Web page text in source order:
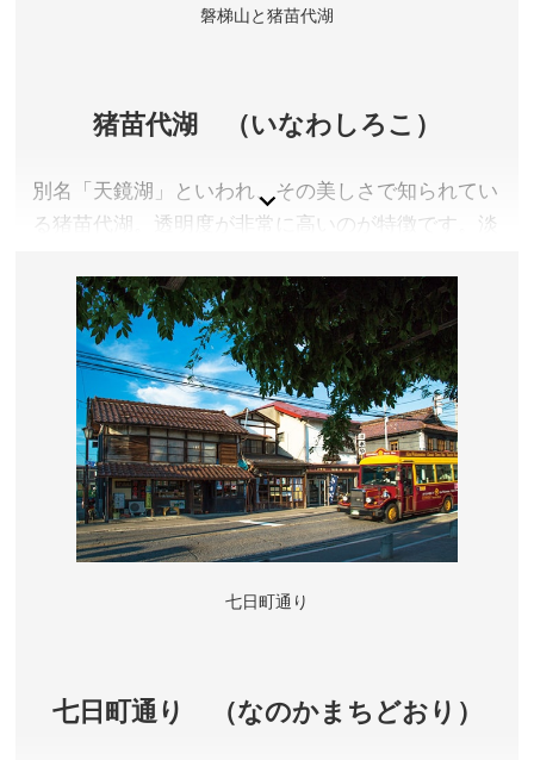
裏磐梯観光協会(五色沼ページ) 公式サイト
磐梯山と猪苗代湖
猪苗代湖 （いなわしろこ）
別名「天鏡湖」といわれ、その美しさで知られてい
る猪苗代湖。透明度が非常に高いのが特徴です。淡
湖の北にそびえる磐梯山は、南側は優美なやさしい
姿を見せますが、北側は明治時代の大爆発によって
吹き飛ばされた爆裂火口が荒々しく残っています。
福島県耶麻郡猪苗代町
アクセス／詳しくは公式サイトをご確認ください。
所在地／福島県耶麻郡猪苗代町
お問い合わせ／0242-62-2048(猪苗代観光協会)
猪苗代観光協会 公式サイト
七日町通り
七日町通り （なのかまちどおり）